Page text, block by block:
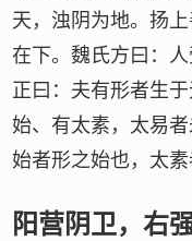
天，浊阴为地。扬
在下。魏氏方曰：
正曰：夫有形者生
始、有太素，太易
始者形之始也，太素
阳营阴卫，右